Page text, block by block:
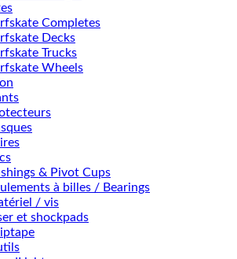
Completes
Decks
Trucks
Wheels
& Pivot Cups
à billes / Bearings
/ vis
et shockpads